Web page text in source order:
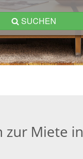
SUCHEN
zur Miete in